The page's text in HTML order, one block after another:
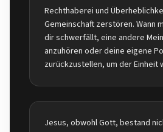
Rechthaberei und
Gemeinschaft zerstören. Wann
dir schwerfällt, eine andere
anzuhören oder deine eigene
zurückzustellen, um der Einheit
Jesus, obwohl Gott, bestand